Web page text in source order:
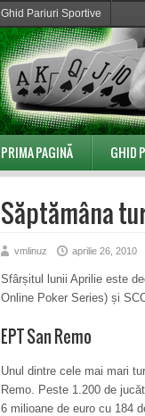
Ghid Pariuri Sportive
PRIMA PAGINĂ GHID
Săptămâna
vmlinuz aprilie 26, 2010
Sfârșitul lunii Aprilie este
Online Poker Series) și
EPT San Remo
Unul dintre cele mai mari
Remo. Peste 1.200 de
6 milioane de euro cu 184